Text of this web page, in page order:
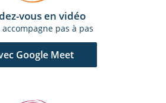
vous en vidéo
accompagne pas à pas
Google Meet